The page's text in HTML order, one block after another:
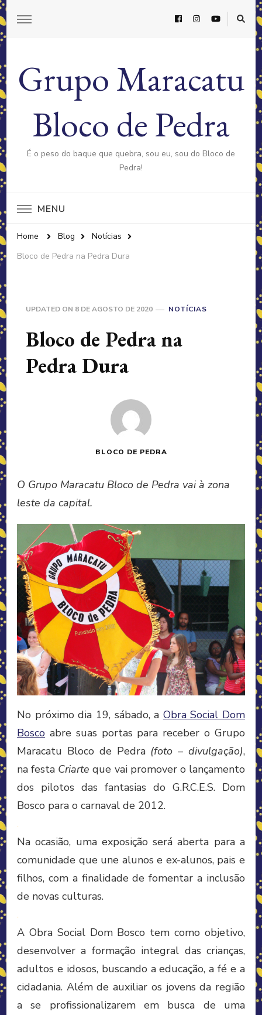
Grupo Maracatu
Bloco de Pedra
É o peso do baque que quebra, sou eu, sou do Bloco de
Pedra!
MENU
Home Blog
Notícias
Bloco de Pedra na Pedra Dura
UPDATED ON 8 DE AGOSTO DE 2020 NOTÍCIAS
Bloco de Pedra na
Pedra Dura
BLOCO DE PEDRA
O Grupo Maracatu Bloco de Pedra vai à zona
leste da capital.
No próximo dia 19, sábado, a Obra Social Dom
Bosco abre suas portas para receber o Grupo
Maracatu Bloco de Pedra (foto – divulgação),
na festa Criarte que vai promover o lançamento
dos pilotos das fantasias do G.R.C.E.S. Dom
Bosco para o carnaval de 2012.
.
Na ocasião, uma exposição será aberta para a
comunidade que une alunos e ex-alunos, pais e
filhos, com a finalidade de fomentar a inclusão
de novas culturas.
.
A Obra Social Dom Bosco tem como objetivo,
desenvolver a formação integral das crianças,
adultos e idosos, buscando a educação, a fé e a
cidadania. Além de auxiliar os jovens da região
a se profissionalizarem em busca de uma